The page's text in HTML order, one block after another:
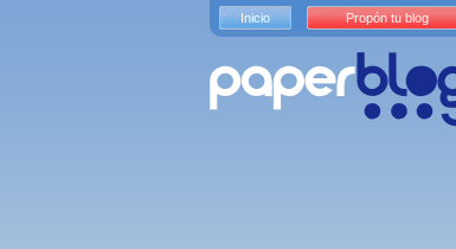
Inicio Propón tu blog